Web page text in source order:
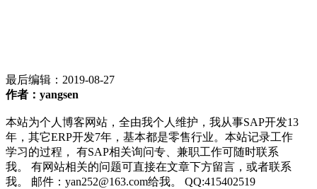
最后编辑： 2019-08-27
作者：yangsen
本站为个人博客网站，全由我个人维护，我从事SAP开发13
年，其它ERP开发7年，基本都是零售行业。本站记录工作
学习的过程， 有SAP相关询问专、兼职工作可随时联系
我。 有网站相关的问题可直接在文章下方留言，或者联系
我。 邮件：yan252@163.com给我。 QQ:415402519